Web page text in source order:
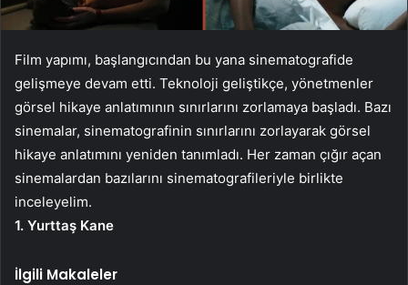
Film yapımı, başlangıcından bu yana sinematografide
gelişmeye devam etti. Teknoloji geliştikçe, yönetmenler
görsel hikaye anlatımının sınırlarını zorlamaya başladı. Bazı
sinemalar, sinematografinin sınırlarını zorlayarak görsel
hikaye anlatımını yeniden tanımladı. Her zaman çığır açan
sinemalardan bazılarını sinematografileriyle birlikte
inceleyelim.
1. Yurttaş Kane
İlgili Makaleler